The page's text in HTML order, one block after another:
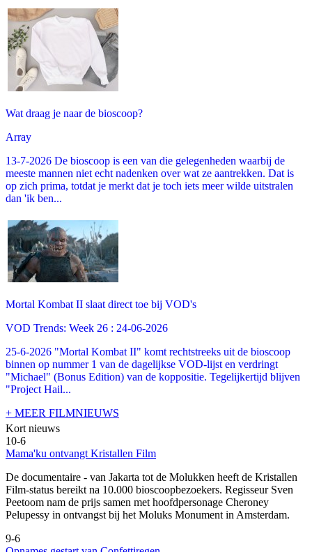
Wat draag je naar de bioscoop?
Array
13-7-2026 De bioscoop is een van die gelegenheden waarbij de
meeste mannen niet echt nadenken over wat ze aantrekken. Dat is
op zich prima, totdat je merkt dat je toch iets meer wilde uitstralen
dan 'ik ben...
Mortal Kombat II slaat direct toe bij VOD's
VOD Trends: Week 26 : 24-06-2026
25-6-2026 "Mortal Kombat II" komt rechtstreeks uit de bioscoop
binnen op nummer 1 van de dagelijkse VOD-lijst en verdringt
"Michael" (Bonus Edition) van de koppositie. Tegelijkertijd blijven
"Project Hail...
+ MEER FILMNIEUWS
Kort nieuws
10-6
Mama'ku ontvangt Kristallen Film
De documentaire - van Jakarta tot de Molukken heeft de Kristallen
Film-status bereikt na 10.000 bioscoopbezoekers. Regisseur Sven
Peetoom nam de prijs samen met hoofdpersonage Cheroney
Pelupessy in ontvangst bij het Moluks Monument in Amsterdam.
9-6